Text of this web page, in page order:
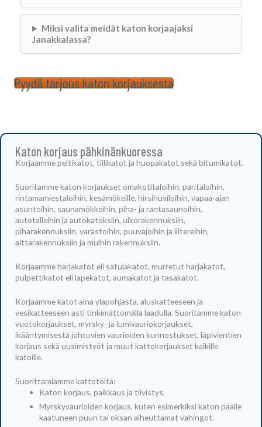
Miksi valita meidät katon korjaajaksi
Janakkalassa?
Pyydä tarjous katon korjauksesta
Katon korjaus pähkinänkuoressa
Korjaamme peltikatot, tiilikatot ja huopakatot sekä bitumikatot.
Suoritamme katon korjaukset omakotitaloihin, paritaloihin,
rintamamiestaloihin, kesämökeille, hirsihuviloihin, vapaa-ajan
asuntoihin, saunamökkeihin, piha- ja rantasaunoihin,
autotalleihin ja autokatoksiin, ulkorakennuksiin,
piharakennuksiin, varastoihin, puuvajoihin ja liitereihin,
aittarakennuksiin ja muihin rakennuksiin.
Korjaamme harjakatot eli satulakatot, murretut harjakatot,
pulpettikatot eli lapekatot, aumakatot ja tasakatot.
Korjaamme katot aina yläpohjasta, aluskatteeseen ja
vesikatteeseen asti tinkimättömällä laadulla. Suoritamme katon
vuotokorjaukset, myrsky- ja lumivauriokorjaukset,
ikääntymisestä johtuvien vaurioiden kunnostukset, läpivientien
korjaus sekä uusimistyöt ja muut kattokorjaukset kaikille
katoille.
Suorittamiamme kattotöitä:
Katon korjaus, paikkaus ja tiivistys.
Myrskyvaurioiden korjaus, kuten esimerkiksi katon päälle
kaatuneen puun tai oksan aiheuttamat vahingot.